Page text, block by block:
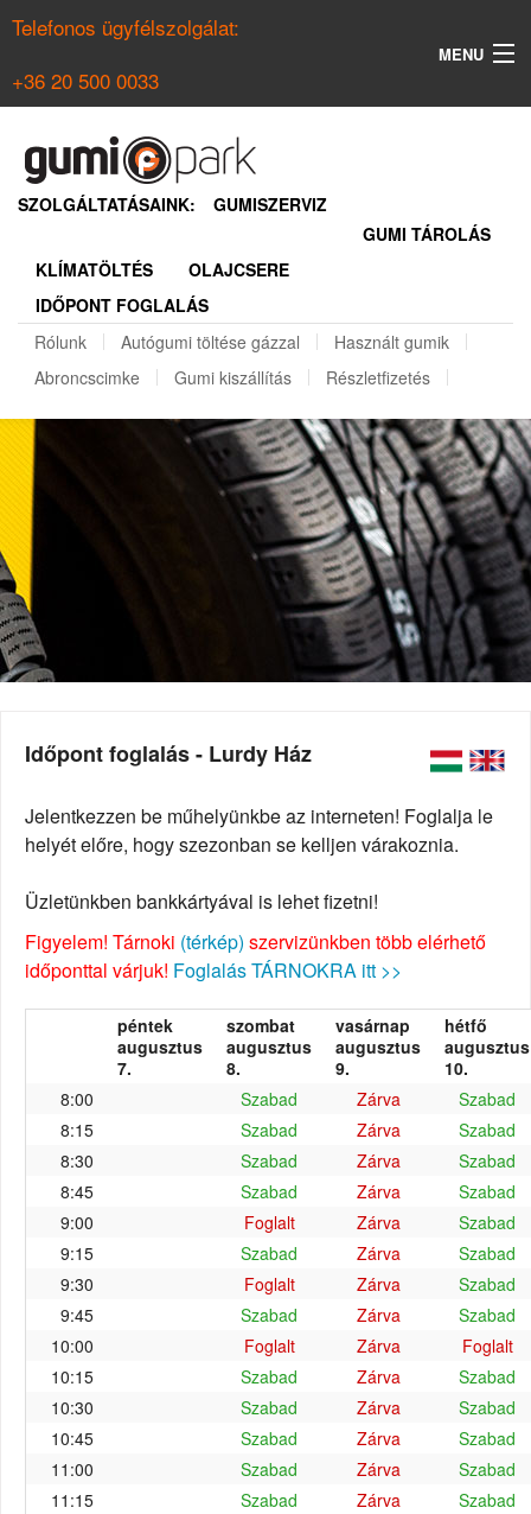
Telefonos ügyfélszolgálat:
+36 20 500 0033
MENU
NYÁRI GUMI KERESŐ
REGISZTRÁCIÓ
SZOLGÁLTATÁSAINK:
GUMISZERVIZ
GUMI TÁROLÁS
KLÍMATÖLTÉS
OLAJCSERE
IDŐPONT FOGLALÁS
Rólunk
Autógumi töltése gázzal
Használt gumik
Abroncscimke
Gumi kiszállítás Részletfizetés
Időpont foglalás - Lurdy Ház
Jelentkezzen be műhelyünkbe az interneten! Foglalja le
helyét előre, hogy szezonban se kelljen várakoznia.
Üzletünkben bankkártyával is lehet fizetni!
Figyelem! Tárnoki (térkép) szervizünkben több elérhető
időponttal várjuk! Foglalás TÁRNOKRA itt >>
péntek
augusztus
7.
szombat
augusztus
8.
vasárnap
augusztus
9.
hétfő
augusztus
10.
8:00
Szabad Zárva
Szabad
8:15
Szabad Zárva
Szabad
8:30
Szabad Zárva
Szabad
8:45
Szabad Zárva
Szabad
9:00
Foglalt Zárva
Szabad
9:15
Szabad Zárva
Szabad
9:30
Foglalt Zárva
Szabad
9:45
Szabad Zárva
Szabad
10:00
Foglalt Zárva
Foglalt
10:15
Szabad Zárva
Szabad
10:30
Szabad Zárva
Szabad
10:45
Szabad Zárva
Szabad
11:00
Szabad Zárva
Szabad
11:15
Szabad Zárva
Szabad